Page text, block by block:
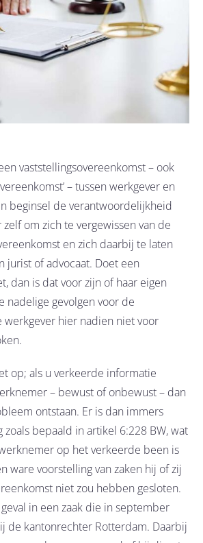
vaststellingsovereenkomst – ook
– tussen werkgever en
beginsel de verantwoordelijkheid
om zich te vergewissen van de
en zich daarbij te laten
jurist of advocaat. Doet een
dan is dat voor zijn of haar eigen
nadelige gevolgen voor de
hier nadien niet voor
op; als u verkeerde informatie
– bewust of onbewust – dan
ontstaan. Er is dan immers
zoals bepaald in artikel 6:228 BW, wat
op het verkeerde been is
ware voorstelling van zaken hij of zij
niet zou hebben gesloten.
in een zaak die in september
de kantonrechter Rotterdam. Daarbij